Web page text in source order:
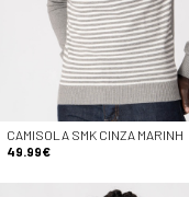
CAMISOLA SMK CINZA MARINH
49.99€